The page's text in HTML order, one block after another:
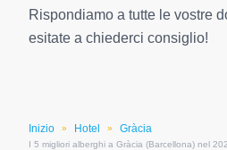
Inizio » Hotel » Gràcia
I 5 migliori alberghi a Gràcia (Barcellona) nel
Rispondiamo a tutte le vostre
esitate a chiederci consiglio!